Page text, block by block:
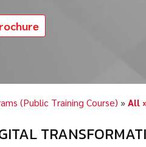
(Public Training Course) »All